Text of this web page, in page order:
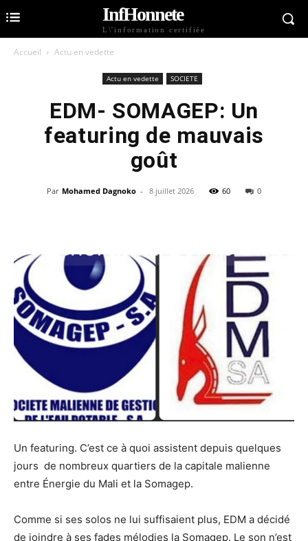
InfHonnete
L\'information certifiée
Accueil Actu en vedette
Actu en vedette SOCIETE
EDM- SOMAGEP: Un
featuring de mauvais
goût
Par Mohamed Dagnoko - 8 juillet 2026 60 0
Un featuring. C’est ce à quoi assistent depuis quelques
jours de nombreux quartiers de la capitale malienne
entre Énergie du Mali et la Somagep.
Comme si ses solos ne lui suffisaient plus, EDM a décidé
de joindre à ses fades mélodies la Somagep. Le son n’est